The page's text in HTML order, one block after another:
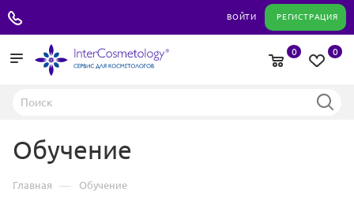
ВОЙТИ РЕГИСТРАЦИЯ
0
0
Обучение
Главная — Обучение